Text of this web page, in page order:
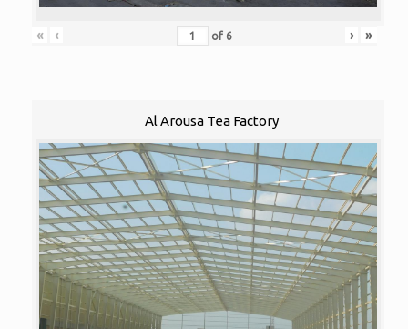
« ‹ of 6 › »
Al Arousa Tea Factory